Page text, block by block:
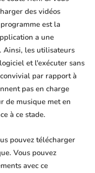
des vidéos
est la
a une
les utilisateurs
et l'exécuter sans
par rapport à
pas en charge
de musique met en
à ce stade.
pouvez télécharger
Vous pouvez
avec ce